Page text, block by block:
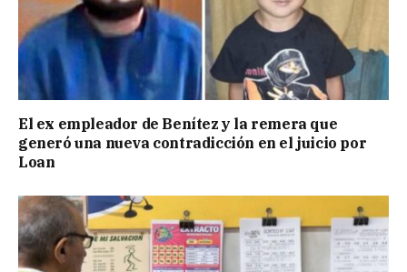
El ex empleador de Benítez y la remera que
generó una nueva contradicción en el juicio por
Loan